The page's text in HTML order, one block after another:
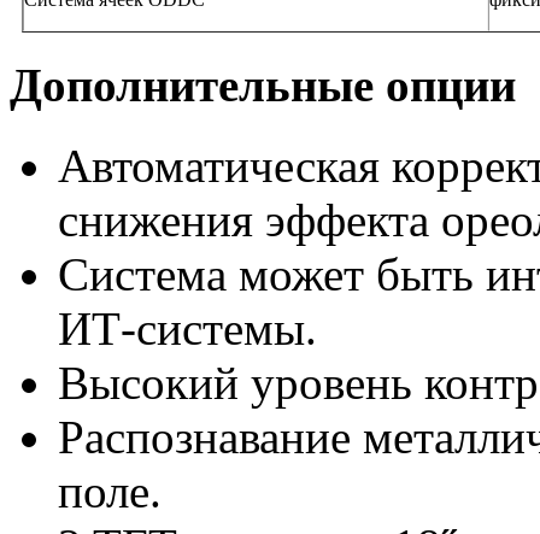
Дополнительные опции
Автоматическая
снижения эффекта
Система может быть
ИТ-системы.
Высокий уровень
Распознавание
поле.